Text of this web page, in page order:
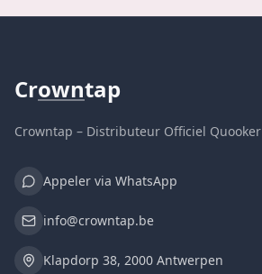
Crowntap
Crowntap – Distributeur Officiel Quooker
Appeler via WhatsApp
info@crowntap.be
Klapdorp 38, 2000 Antwerpen